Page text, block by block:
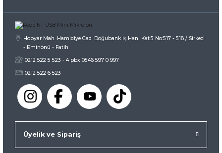
Hobyar Mah. Hamidiye Cad. Doğubank İş Hanı Kat:5 No:517 - 518 / Sirkeci
- Eminönü - Fatih
0212 522 5 523 - 4 pbx 0546 597 0 997
0212 522 6 523
Üyelik ve Sipariş